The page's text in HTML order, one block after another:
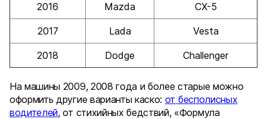
2016 Mazda CX-5
2017 Lada Vesta
2018 Dodge Challenger
На машины 2009, 2008 года и более старые можно
оформить другие варианты каско: от бесполисных
водителей, от стихийных бедствий, «Формула